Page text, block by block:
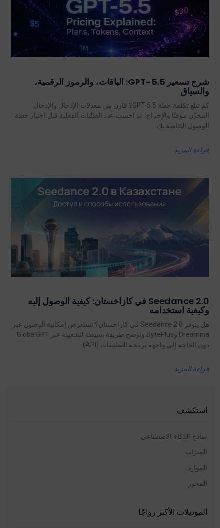
شرح تسعير GPT-5.5: الباقات، والرموز الرقمية،
والسياق
كم تبلغ تكلفة خطة GPT-5.5؟ قارن بين معدلات الإدخال والإدخال
المخزّن مؤقتًا والإخراج، ثم احسب عدد الطلبات الفعلية قبل اختيار خطة
الوصول الخاصة بك.
قراءة المزيد
Seedance 2.0 في كازاخستان: كيفية الوصول إليه
وكيفية استخدامه
هل يتوفر Seedance 2.0 في كازاخستان؟ نستعرض إمكانية الوصول عبر
Dreamina وBytePlus ونوضح طريقة بسيطة لتشغيله عبر GlobalGPT
دون الحاجة إلى واجهة برمجة التطبيقات (API).
قراءة المزيد
استكشف
نماذج الذكاء الاصطناعي
الميزات
الموارد
المحور
الموديلات الأكثر رواجًا